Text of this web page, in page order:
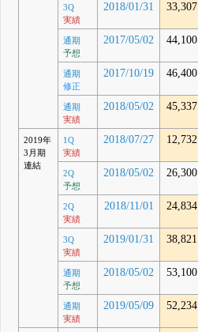
3Q
実績
2018/01/31 33,307
通期
予想
2017/05/02 44,100
通期
修正
2017/10/19 46,400
通期
実績
2018/05/02 45,337
2019年
3月期
連結
1Q
実績
2018/07/27 12,732
2Q
予想
2018/05/02 26,300
2Q
実績
2018/11/01 24,834
3Q
実績
2019/01/31 38,821
通期
予想
2018/05/02 53,100
通期
実績
2019/05/09 52,234